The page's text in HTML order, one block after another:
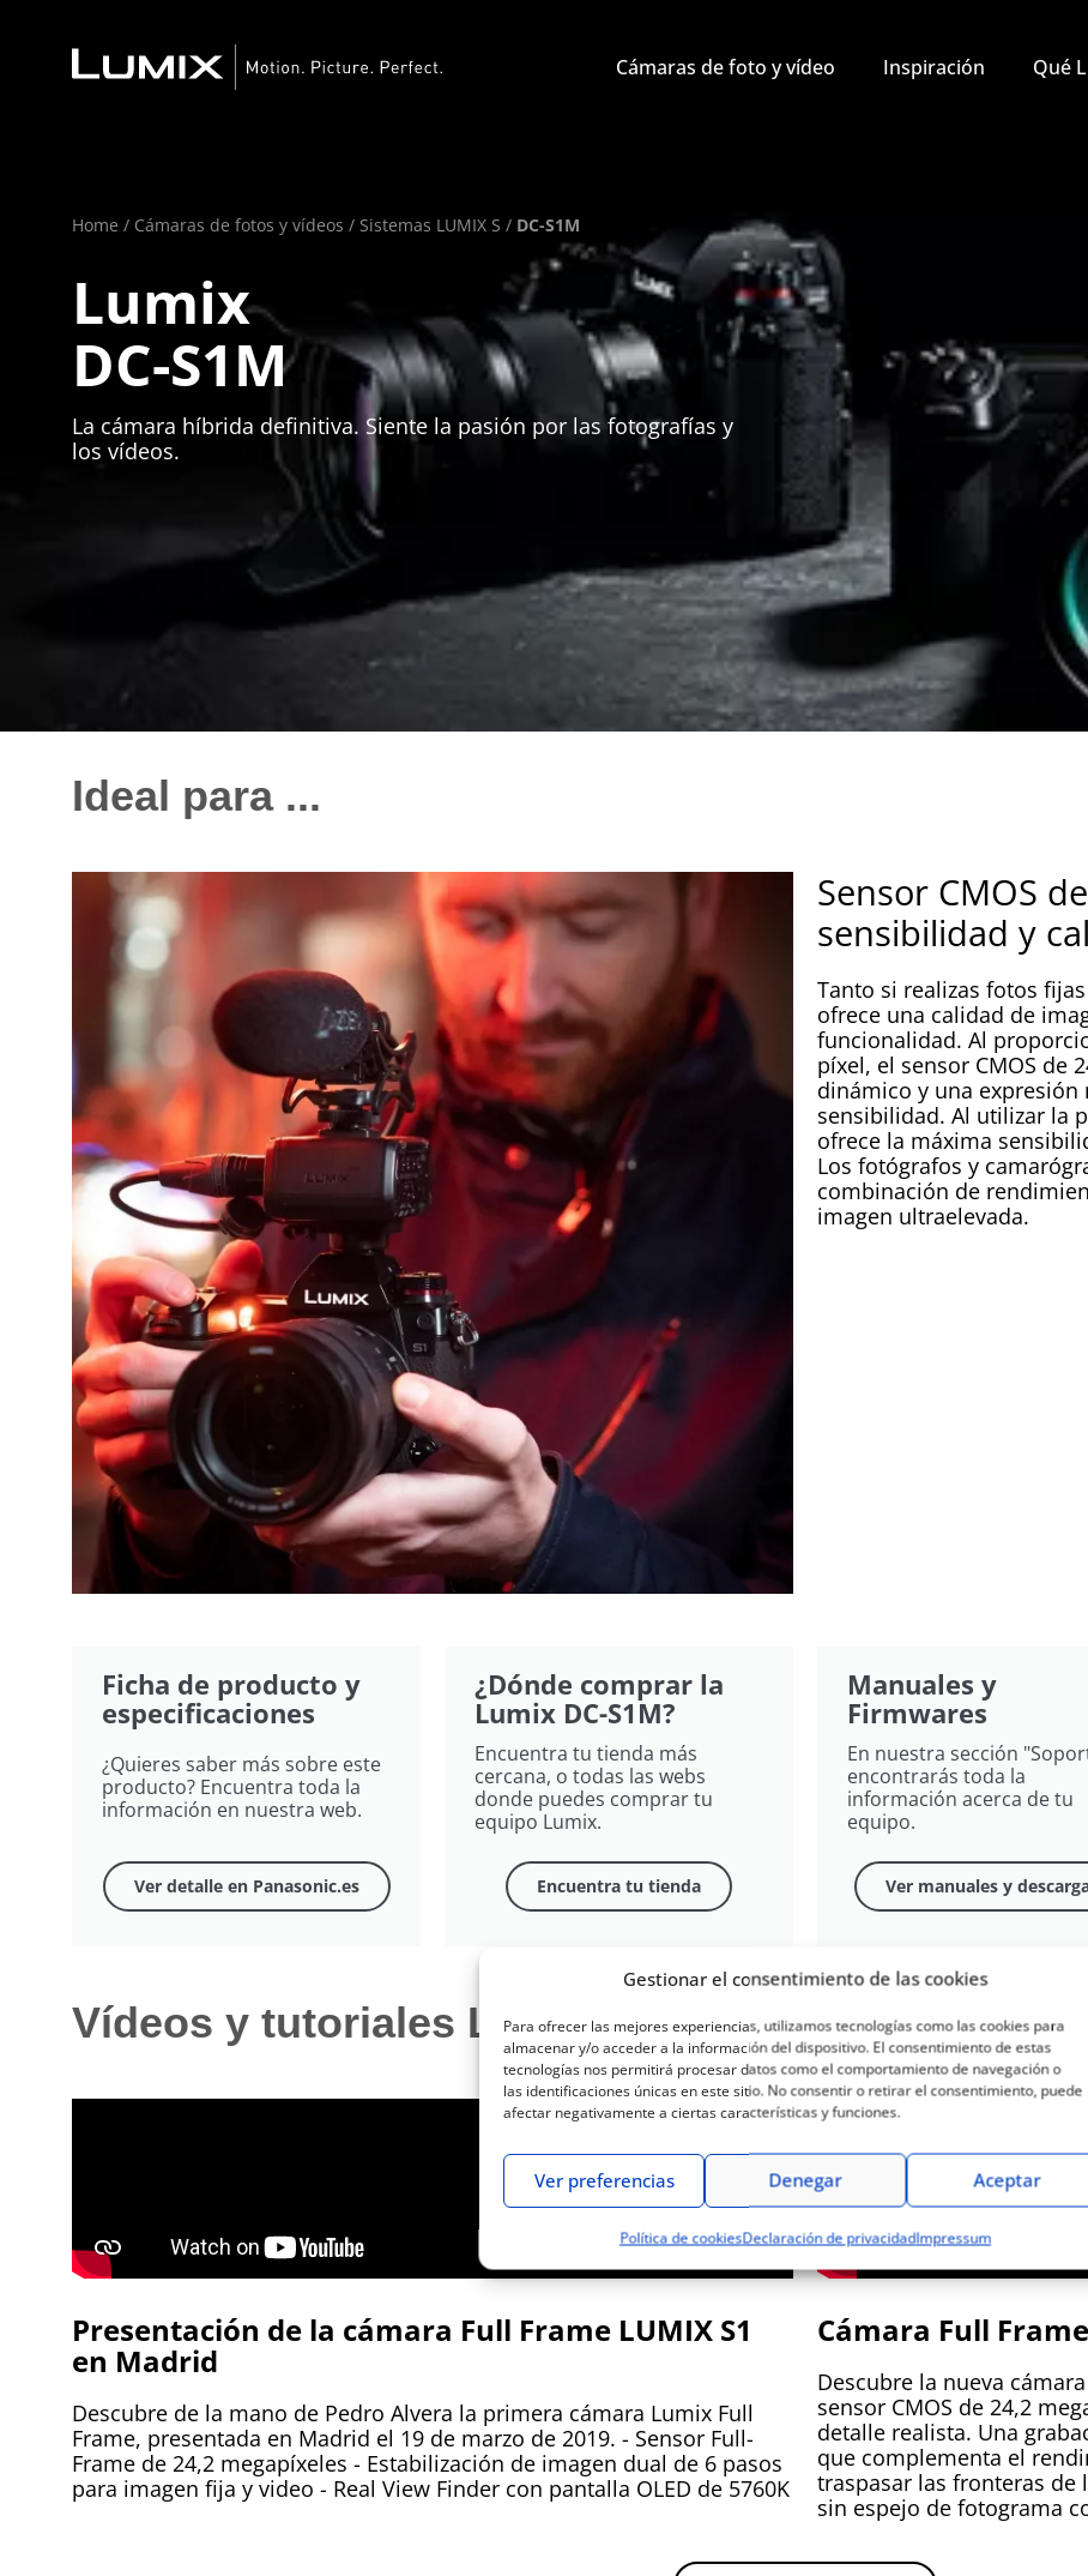
Gestionar el consentimiento de las cookies
Para ofrecer las mejores experiencias, utilizamos tecnologías como las cookies para
almacenar y/o acceder a la información del dispositivo. El consentimiento de estas
tecnologías nos permitirá procesar datos como el comportamiento de navegación o
las identificaciones únicas en este sitio. No consentir o retirar el consentimiento, puede
afectar negativamente a ciertas características y funciones.
Aceptar
Denegar
Ver preferencias
Política de cookiesDeclaración de privacidadImpressum
Cámaras de foto y vídeo Inspiración Qué
Home / Cámaras de fotos y vídeos / Sistemas LUMIX S / DC-S1M
Lumix
DC-S1M
La cámara híbrida definitiva. Siente la pasión por las fotografías y
los vídeos.
Ideal para ...
Sensor CMOS
sensibilidad y
Tanto si realizas fotos
ofrece una calidad de
funcionalidad. Al
píxel, el sensor CMOS de
dinámico y una
sensibilidad. Al utilizar la
ofrece la máxima
Los fotógrafos y
combinación de
imagen ultraelevada.
Ficha de producto y
especificaciones
¿Quieres saber más sobre este
producto? Encuentra toda la
información en nuestra web.
Ver detalle en Panasonic.es
¿Dónde comprar la
Lumix DC-S1M?
Encuentra tu tienda más
cercana, o todas las webs
donde puedes comprar tu
equipo Lumix​.
Encuentra tu tienda
Manuales y
Firmwares
En nuestra sección
encontrarás toda la
información acerca de tu
equipo.
Ver manuales y
Vídeos y tutoriales LUMIX DC-S1M
Presentación de la cámara Full Frame LUMIX S1
en Madrid
Descubre de la mano de Pedro Alvera la primera cámara Lumix Full
Frame, presentada en Madrid el 19 de marzo de 2019. - Sensor Full-
Frame de 24,2 megapíxeles - Estabilización de imagen dual de 6 pasos
para imagen fija y video - Real View Finder con pantalla OLED de 5760K
Cámara Full
Descubre la nueva
sensor CMOS de 24,2
detalle realista. Una
que complementa el
traspasar las fronteras de
sin espejo de fotograma